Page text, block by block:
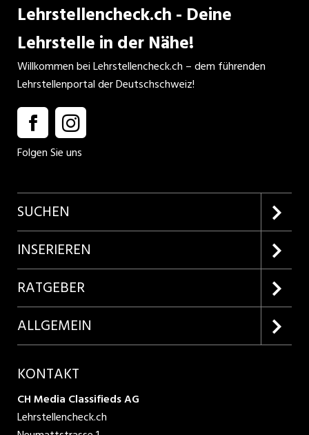
Lehrstellencheck.ch - Deine
Lehrstelle in der Nähe!
Willkommen bei Lehrstellencheck.ch – dem führenden
Lehrstellenportal der Deutschschweiz!
Folgen Sie uns
SUCHEN
Firmenprofile entdecken
Lehrstellen suchen
INSERIEREN
Kundenlogin
Inserieren
Produkte
RATGEBER
Lehrberufe entdecken
ALLGEMEIN
AGB
Datenschutzbestimmungen
KONTAKT
CH Media Classifieds AG
Lehrstellencheck.ch